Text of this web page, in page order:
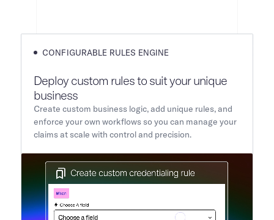
CONFIGURABLE RULES ENGINE​​​​‌ ‍ ​‍​‍‌‍ ‌ ​‍‌‍‍‌‌‍‌ ‌‍‍‌‌‍ ‍​‍​‍​ ‍‍​‍​‍‌ ​ ‌‍​‌‌‍ ‍‌‍‍‌‌ ‌​‌ ‍‌​‍ ‍‌‍‍‌‌‍ ​‍​‍​‍ ​​‍​‍‌‍‍​‌ ​‍‌‍‌‌‌‍‌‍​‍​‍​ ‍‍​‍​‍‌‍‍​‌ ‌​‌ ‌​‌ ​​​ ‍‍​‍ ​‍ ‌‍ ​‌‍ ‌‍​ ‌‍​‌‌‍ ​‌‍‍​‌‍ ‌ ​ ‌ ‌​​ ‍‍​ ​ ​ ​ ​ ​ ​ ​ ​‍ ‌‍‍‌‌‍ ‍‌ ‌​‌‍‌‌‌‍ ‍‌ ‌​​‍ ‌‍‌‌‌‍‌​‌‍‍‌‌ ‌​​‍ ‌‍ ‌‌‍ ‌‍‌​‌‍‌‌​ ‌‌ ​​‌ ​‍‌‍‌‌‌ ​ ‌‍‌‌‌‍ ‍‌ ‌​‌‍​‌‌ ‌​‌‍‍‌‌‍ ‌‍ ‍​ ‍ ‌‍‍‌‌‍‌​​ ‌​ ​‌​ ‌ ​ ​ ‌‍‌​‌‍‌​​ ​​​ ‌‍​ ‌​​‍ ‌​ ​​​ ​ ​ ​​‌‍​‌​‍ ‌​ ‌​‌‍​‍​ ‌​‌‍​‍​‍ ‌​ ‍‌​ ​‍​ ‍‌​ ‍‌​‍ ‌​ ​​​ ‍​‌‍​ ​ ​​‌‍‌‌​ ‌‍​ ‍‌‌‍‌‍‌‍‌‍​ ‌‌‌‍‌​​ ‌ ​ ‍ ‌ ‌​‌ ‍‌‌ ​​‌‍‌‌​ ‌‌ ​​‌‍​‌‌‍‌ ‌‍‌‌​ ‍ ‌ ​​‌‍​‌‌ ‌​‌‍‍​​ ‌‌‍ ‌‌‍ ‌‍‌​‌ ‌‌‌‍ ​‌‍‌‌‌ ​ ​‍‌‌​ ‌‌‌​​‍‌‌ ‌‍‍ ‌‍‌‌‌ ‍‌​‍‌‌​ ​ ‌​‌​​‍‌‌​ ​ ‌​‌​​‍‌‌​ ​‍​ ​‍​ ​‌​ ‌ ‌‍‌‍​ ​‌‌‍​‍‌‍‌‌​ ‌‍​ ‍​‌‍​ ‌‍‌‌‌‍‌​‌‍‌‌​ ‌​‌‍​‍​ ​‍​ ​‌‌‍​ ​ ​‌‌‍​‍‌‍​ ​ ​ ​ ‍​​ ​‍​ ​​​ ​ ​ ‌‍​ ‍‌​ ​‍‌‍​‍‌‍​ ​ ​‌​ ‌​​‍‌‌​ ​‍​ ​‍​‍‌‌​ ‌‌‌​‌​​‍ ‍‌‍‌‍‌‍‌‌‌‍​‌‌ ‌​‌ ‌‌‌ ​‍‌‍‌‌‌ ​ ​‍‌‌​ ‌‌‌​​‍‌‌ ‌‍‍ ‌‍‌‌‌ ‍‌​‍‌‌​ ​ ‌​‌​​‍‌‌​ ​ ‌​‌​​‍‌‌​ ​‍​ ​‍​ ‌‌​ ​ ​ ​‌​ ‍​‌‍‌​​ ​​​ ‌‌​ ​ ‌‍‌​‌‍​‌​ ‌​​ ​‌​‍‌‌​ ​‍​ ​‍​‍‌‌​ ‌‌‌​‌​​‍ ‍‌‍‌‌‌ ‍‌‌‍‌‌‌‍​‍‌ ​‍‌‍ ‌ ‌ ​ ‌‍​‍‌‍​‌‌ ​ ‌‍‌‌‌‌‌‌‌ ​‍‌‍ ​​ ‌‌‍‍​‌ ‌​‌ ‌​‌ ​​​‍‌‌​ ​ ‌​​‌​‍‌‌​ ​‍‌​‌‍​‍‌‌​ ​‍‌​‌‍‌‍ ​‌‍ ‌‍​ ‌‍​‌‌‍ ​‌‍‍​‌‍ ‌ ​ ‌ ‌​​‍‌‌​ ​ ‌​​‌​ ​ ​ ​ ​ ​ ​ ​ ​‍‌‍‌‍‍‌‌‍‌​​ ‌​ ​‌​ ‌ ​ ​ ‌‍‌​‌‍‌​​ ​​​ ‌‍​ ‌​​‍ ‌​ ​​​ ​ ​ ​​‌‍​‌​‍ ‌​ ‌​‌‍​‍​ ‌​‌‍​‍​‍ ‌​ ‍‌​ ​‍​ ‍‌​ ‍‌​‍ ‌​ ​​​ ‍​‌‍​ ​ ​​‌‍‌‌​ ‌‍​ ‍‌‌‍‌‍‌‍‌‍​ ‌‌‌‍‌​​ ‌ ​‍‌‍‌ ‌​‌ ‍‌‌ ​​‌‍‌‌​ ‌‌ ​​‌‍​‌‌‍‌ ‌‍‌‌​‍‌‍‌ ​​‌‍​‌‌ ‌​‌‍‍​​ ‌‌‍ ‌‌‍ ‌‍‌​‌ ‌‌‌‍ ​‌‍‌‌‌ ​ ​‍‌‌​ ‌‌‌​​‍‌‌ ‌‍‍ ‌‍‌‌‌ ‍‌​‍‌‌​ ​ ‌​‌​​‍‌‌​ ​ ‌​‌​​‍‌‌​ ​‍​ ​‍​ ​‌​ ‌ ‌‍‌‍​ ​‌‌‍​‍‌‍‌‌​ ‌‍​ ‍​‌‍​ ‌‍‌‌‌‍‌​‌‍‌‌​ ‌​‌‍​‍​ ​‍​ ​‌‌‍​ ​ ​‌‌‍​‍‌‍​ ​ ​ ​ ‍​​ ​‍​ ​​​ ​ ​ ‌‍​ ‍‌​ ​‍‌‍​‍‌‍​ ​ ​‌​ ‌​​‍‌‌​ ​‍​ ​‍​‍‌‌​ ‌‌‌​‌​​‍ ‍‌‍‌‍‌‍‌‌‌‍​‌‌ ‌​‌ ‌‌‌ ​‍‌‍‌‌‌ ​ ​‍‌‌​ ‌‌‌​​‍‌‌ ‌‍‍ ‌‍‌‌‌ ‍‌​‍‌‌​ ​ ‌​‌​​‍‌‌​ ​ ‌​‌​​‍‌‌​ ​‍​ ​‍​ ‌‌​ ​ ​ ​‌​ ‍​‌‍‌​​ ​​​ ‌‌​ ​ ‌‍‌​‌‍​‌​ ‌​​ ​‌​‍‌‌​ ​‍​ ​‍​‍‌‌​ ‌‌‌​‌​​‍ ‍‌‍‌‌‌ ‍‌‌‍‌‌‌‍​‍‌ ​‍‌‍ ‌ ‌ ​‍‌‍‌ ​​‌‍‌‌‌ ​‍‌ ​ ‌ ​​‌‍‌‌‌‍​ ‌ ‌​‌‍‍‌‌ ‌‍‌‍‌‌​ ‌‌ ​​‌ ‌‌‌‍​‍‌‍ ​‌‍‍‌‌ ​ ‌‍‍​‌‍‌‌‌‍‌​​‍​‍‌ ‌
Deploy custom rules to suit your unique
business​​​​‌ ‍ ​‍​‍‌‍ ‌ ​‍‌‍‍‌‌‍‌ ‌‍‍‌‌‍ ‍​‍​‍​ ‍‍​‍​‍‌ ​ ‌‍​‌‌‍ ‍‌‍‍‌‌ ‌​‌ ‍‌​‍ ‍‌‍‍‌‌‍ ​‍​‍​‍ ​​‍​‍‌‍‍​‌ ​‍‌‍‌‌‌‍‌‍​‍​‍​ ‍‍​‍​‍‌‍‍​‌ ‌​‌ ‌​‌ ​​​ ‍‍​‍ ​‍ ‌‍ ​‌‍ ‌‍​ ‌‍​‌‌‍ ​‌‍‍​‌‍ ‌ ​ ‌ ‌​​ ‍‍​ ​ ​ ​ ​ ​ ​ ​ ​‍ ‌‍‍‌‌‍ ‍‌ ‌​‌‍‌‌‌‍ ‍‌ ‌​​‍ ‌‍‌‌‌‍‌​‌‍‍‌‌ ‌​​‍ ‌‍ ‌‌‍ ‌‍‌​‌‍‌‌​ ‌‌ ​​‌ ​‍‌‍‌‌‌ ​ ‌‍‌‌‌‍ ‍‌ ‌​‌‍​‌‌ ‌​‌‍‍‌‌‍ ‌‍ ‍​ ‍ ‌‍‍‌‌‍‌​​ ‌​ ​‌​ ‌ ​ ​ ‌‍‌​‌‍‌​​ ​​​ ‌‍​ ‌​​‍ ‌​ ​​​ ​ ​ ​​‌‍​‌​‍ ‌​ ‌​‌‍​‍​ ‌​‌‍​‍​‍ ‌​ ‍‌​ ​‍​ ‍‌​ ‍‌​‍ ‌​ ​​​ ‍​‌‍​ ​ ​​‌‍‌‌​ ‌‍​ ‍‌‌‍‌‍‌‍‌‍​ ‌‌‌‍‌​​ ‌ ​ ‍ ‌ ‌​‌ ‍‌‌ ​​‌‍‌‌​ ‌‌ ​​‌‍​‌‌‍‌ ‌‍‌‌​ ‍ ‌ ​​‌‍​‌‌ ‌​‌‍‍​​ ‌‌‍ ‌‌‍ ‌‍‌​‌ ‌‌‌‍ ​‌‍‌‌‌ ​ ​‍‌‌​ ‌‌‌​​‍‌‌ ‌‍‍ ‌‍‌‌‌ ‍‌​‍‌‌​ ​ ‌​‌​​‍‌‌​ ​ ‌​‌​​‍‌‌​ ​‍​ ​‍​ ​‌​ ‌ ‌‍‌‍​ ​‌‌‍​‍‌‍‌‌​ ‌‍​ ‍​‌‍​ ‌‍‌‌‌‍‌​‌‍‌‌​ ‌​‌‍​‍​ ​‍​ ​‌‌‍​ ​ ​‌‌‍​‍‌‍​ ​ ​ ​ ‍​​ ​‍​ ​​​ ​ ​ ‌‍​ ‍‌​ ​‍‌‍​‍‌‍​ ​ ​‌​ ‌​​‍‌‌​ ​‍​ ​‍​‍‌‌​ ‌‌‌​‌​​‍ ‍‌‍‌‍‌‍‌‌‌‍​‌‌ ‌​‌ ‌‌‌ ​‍‌‍‌‌‌ ​ ​‍‌‌​ ‌‌‌​​‍‌‌ ‌‍‍ ‌‍‌‌‌ ‍‌​‍‌‌​ ​ ‌​‌​​‍‌‌​ ​ ‌​‌​​‍‌‌​ ​‍​ ​‍​ ‌‌​ ​ ​ ​‌​ ‍​‌‍‌​​ ​​​ ‌‌​ ​ ‌‍‌​‌‍​‌​ ‌​​ ​‌​‍‌‌​ ​‍​ ​‍​‍‌‌​ ‌‌‌​‌​​‍ ‍‌ ‌​‌‍‍‌‌ ‌​‌‍ ​‌‍‌‌​ ‌‍​‍‌‍​‌‌ ​ ‌‍‌‌‌‌‌‌‌ ​‍‌‍ ​​ ‌‌‍‍​‌ ‌​‌ ‌​‌ ​​​‍‌‌​ ​ ‌​​‌​‍‌‌​ ​‍‌​‌‍​‍‌‌​ ​‍‌​‌‍‌‍ ​‌‍ ‌‍​ ‌‍​‌‌‍ ​‌‍‍​‌‍ ‌ ​ ‌ ‌​​‍‌‌​ ​ ‌​​‌​ ​ ​ ​ ​ ​ ​ ​ ​‍‌‍‌‍‍‌‌‍‌​​ ‌​ ​‌​ ‌ ​ ​ ‌‍‌​‌‍‌​​ ​​​ ‌‍​ ‌​​‍ ‌​ ​​​ ​ ​ ​​‌‍​‌​‍ ‌​ ‌​‌‍​‍​ ‌​‌‍​‍​‍ ‌​ ‍‌​ ​‍​ ‍‌​ ‍‌​‍ ‌​ ​​​ ‍​‌‍​ ​ ​​‌‍‌‌​ ‌‍​ ‍‌‌‍‌‍‌‍‌‍​ ‌‌‌‍‌​​ ‌ ​‍‌‍‌ ‌​‌ ‍‌‌ ​​‌‍‌‌​ ‌‌ ​​‌‍​‌‌‍‌ ‌‍‌‌​‍‌‍‌ ​​‌‍​‌‌ ‌​‌‍‍​​ ‌‌‍ ‌‌‍ ‌‍‌​‌ ‌‌‌‍ ​‌‍‌‌‌ ​ ​‍‌‌​ ‌‌‌​​‍‌‌ ‌‍‍ ‌‍‌‌‌ ‍‌​‍‌‌​ ​ ‌​‌​​‍‌‌​ ​ ‌​‌​​‍‌‌​ ​‍​ ​‍​ ​‌​ ‌ ‌‍‌‍​ ​‌‌‍​‍‌‍‌‌​ ‌‍​ ‍​‌‍​ ‌‍‌‌‌‍‌​‌‍‌‌​ ‌​‌‍​‍​ ​‍​ ​‌‌‍​ ​ ​‌‌‍​‍‌‍​ ​ ​ ​ ‍​​ ​‍​ ​​​ ​ ​ ‌‍​ ‍‌​ ​‍‌‍​‍‌‍​ ​ ​‌​ ‌​​‍‌‌​ ​‍​ ​‍​‍‌‌​ ‌‌‌​‌​​‍ ‍‌‍‌‍‌‍‌‌‌‍​‌‌ ‌​‌ ‌‌‌ ​‍‌‍‌‌‌ ​ ​‍‌‌​ ‌‌‌​​‍‌‌ ‌‍‍ ‌‍‌‌‌ ‍‌​‍‌‌​ ​ ‌​‌​​‍‌‌​ ​ ‌​‌​​‍‌‌​ ​‍​ ​‍​ ‌‌​ ​ ​ ​‌​ ‍​‌‍‌​​ ​​​ ‌‌​ ​ ‌‍‌​‌‍​‌​ ‌​​ ​‌​‍‌‌​ ​‍​ ​‍​‍‌‌​ ‌‌‌​‌​​‍ ‍‌ ‌​‌‍‍‌‌ ‌​‌‍ ​‌‍‌‌​‍‌‍‌ ​​‌‍‌‌‌ ​‍‌ ​ ‌ ​​‌‍‌‌‌‍​ ‌ ‌​‌‍‍‌‌ ‌‍‌‍‌‌​ ‌‌ ​​‌ ‌‌‌‍​‍‌‍ ​‌‍‍‌‌ ​ ‌‍‍​‌‍‌‌‌‍‌​​‍​‍‌ ‌
Create custom business logic, add unique rules, and
enforce your own workflows so you can manage your
claims at scale with control and precision.​​​​‌ ‍ ​‍​‍‌‍ ‌ ​‍‌‍‍‌‌‍‌ ‌‍‍‌‌‍ ‍​‍​‍​ ‍‍​‍​‍‌ ​ ‌‍​‌‌‍ ‍‌‍‍‌‌ ‌​‌ ‍‌​‍ ‍‌‍‍‌‌‍ ​‍​‍​‍ ​​‍​‍‌‍‍​‌ ​‍‌‍‌‌‌‍‌‍​‍​‍​ ‍‍​‍​‍‌‍‍​‌ ‌​‌ ‌​‌ ​​​ ‍‍​‍ ​‍ ‌‍ ​‌‍ ‌‍​ ‌‍​‌‌‍ ​‌‍‍​‌‍ ‌ ​ ‌ ‌​​ ‍‍​ ​ ​ ​ ​ ​ ​ ​ ​‍ ‌‍‍‌‌‍ ‍‌ ‌​‌‍‌‌‌‍ ‍‌ ‌​​‍ ‌‍‌‌‌‍‌​‌‍‍‌‌ ‌​​‍ ‌‍ ‌‌‍ ‌‍‌​‌‍‌‌​ ‌‌ ​​‌ ​‍‌‍‌‌‌ ​ ‌‍‌‌‌‍ ‍‌ ‌​‌‍​‌‌ ‌​‌‍‍‌‌‍ ‌‍ ‍​ ‍ ‌‍‍‌‌‍‌​​ ‌​ ​‌​ ‌ ​ ​ ‌‍‌​‌‍‌​​ ​​​ ‌‍​ ‌​​‍ ‌​ ​​​ ​ ​ ​​‌‍​‌​‍ ‌​ ‌​‌‍​‍​ ‌​‌‍​‍​‍ ‌​ ‍‌​ ​‍​ ‍‌​ ‍‌​‍ ‌​ ​​​ ‍​‌‍​ ​ ​​‌‍‌‌​ ‌‍​ ‍‌‌‍‌‍‌‍‌‍​ ‌‌‌‍‌​​ ‌ ​ ‍ ‌ ‌​‌ ‍‌‌ ​​‌‍‌‌​ ‌‌ ​​‌‍​‌‌‍‌ ‌‍‌‌​ ‍ ‌ ​​‌‍​‌‌ ‌​‌‍‍​​ ‌‌‍ ‌‌‍ ‌‍‌​‌ ‌‌‌‍ ​‌‍‌‌‌ ​ ​‍‌‌​ ‌‌‌​​‍‌‌ ‌‍‍ ‌‍‌‌‌ ‍‌​‍‌‌​ ​ ‌​‌​​‍‌‌​ ​ ‌​‌​​‍‌‌​ ​‍​ ​‍​ ​‌​ ‌ ‌‍‌‍​ ​‌‌‍​‍‌‍‌‌​ ‌‍​ ‍​‌‍​ ‌‍‌‌‌‍‌​‌‍‌‌​ ‌​‌‍​‍​ ​‍​ ​‌‌‍​ ​ ​‌‌‍​‍‌‍​ ​ ​ ​ ‍​​ ​‍​ ​​​ ​ ​ ‌‍​ ‍‌​ ​‍‌‍​‍‌‍​ ​ ​‌​ ‌​​‍‌‌​ ​‍​ ​‍​‍‌‌​ ‌‌‌​‌​​‍ ‍‌‍‌‍‌‍‌‌‌‍​‌‌ ‌​‌ ‌‌‌ ​‍‌‍‌‌‌ ​ ​‍‌‌​ ‌‌‌​​‍‌‌ ‌‍‍ ‌‍‌‌‌ ‍‌​‍‌‌​ ​ ‌​‌​​‍‌‌​ ​ ‌​‌​​‍‌‌​ ​‍​ ​‍​ ‌‌​ ​ ​ ​‌​ ‍​‌‍‌​​ ​​​ ‌‌​ ​ ‌‍‌​‌‍​‌​ ‌​​ ​‌​‍‌‌​ ​‍​ ​‍​‍‌‌​ ‌‌‌​‌​​‍ ‍‌‍‌​‌‍‌‌‌ ​ ‌‍​ ‌ ​‍‌‍‍‌‌ ​​‌ ‌​‌‍‍‌‌‍ ‌‍ ‍​ ‌‍​‍‌‍​‌‌ ​ ‌‍‌‌‌‌‌‌‌ ​‍‌‍ ​​ ‌‌‍‍​‌ ‌​‌ ‌​‌ ​​​‍‌‌​ ​ ‌​​‌​‍‌‌​ ​‍‌​‌‍​‍‌‌​ ​‍‌​‌‍‌‍ ​‌‍ ‌‍​ ‌‍​‌‌‍ ​‌‍‍​‌‍ ‌ ​ ‌ ‌​​‍‌‌​ ​ ‌​​‌​ ​ ​ ​ ​ ​ ​ ​ ​‍‌‍‌‍‍‌‌‍‌​​ ‌​ ​‌​ ‌ ​ ​ ‌‍‌​‌‍‌​​ ​​​ ‌‍​ ‌​​‍ ‌​ ​​​ ​ ​ ​​‌‍​‌​‍ ‌​ ‌​‌‍​‍​ ‌​‌‍​‍​‍ ‌​ ‍‌​ ​‍​ ‍‌​ ‍‌​‍ ‌​ ​​​ ‍​‌‍​ ​ ​​‌‍‌‌​ ‌‍​ ‍‌‌‍‌‍‌‍‌‍​ ‌‌‌‍‌​​ ‌ ​‍‌‍‌ ‌​‌ ‍‌‌ ​​‌‍‌‌​ ‌‌ ​​‌‍​‌‌‍‌ ‌‍‌‌​‍‌‍‌ ​​‌‍​‌‌ ‌​‌‍‍​​ ‌‌‍ ‌‌‍ ‌‍‌​‌ ‌‌‌‍ ​‌‍‌‌‌ ​ ​‍‌‌​ ‌‌‌​​‍‌‌ ‌‍‍ ‌‍‌‌‌ ‍‌​‍‌‌​ ​ ‌​‌​​‍‌‌​ ​ ‌​‌​​‍‌‌​ ​‍​ ​‍​ ​‌​ ‌ ‌‍‌‍​ ​‌‌‍​‍‌‍‌‌​ ‌‍​ ‍​‌‍​ ‌‍‌‌‌‍‌​‌‍‌‌​ ‌​‌‍​‍​ ​‍​ ​‌‌‍​ ​ ​‌‌‍​‍‌‍​ ​ ​ ​ ‍​​ ​‍​ ​​​ ​ ​ ‌‍​ ‍‌​ ​‍‌‍​‍‌‍​ ​ ​‌​ ‌​​‍‌‌​ ​‍​ ​‍​‍‌‌​ ‌‌‌​‌​​‍ ‍‌‍‌‍‌‍‌‌‌‍​‌‌ ‌​‌ ‌‌‌ ​‍‌‍‌‌‌ ​ ​‍‌‌​ ‌‌‌​​‍‌‌ ‌‍‍ ‌‍‌‌‌ ‍‌​‍‌‌​ ​ ‌​‌​​‍‌‌​ ​ ‌​‌​​‍‌‌​ ​‍​ ​‍​ ‌‌​ ​ ​ ​‌​ ‍​‌‍‌​​ ​​​ ‌‌​ ​ ‌‍‌​‌‍​‌​ ‌​​ ​‌​‍‌‌​ ​‍​ ​‍​‍‌‌​ ‌‌‌​‌​​‍ ‍‌‍‌​‌‍‌‌‌ ​ ‌‍​ ‌ ​‍‌‍‍‌‌ ​​‌ ‌​‌‍‍‌‌‍ ‌‍ ‍​‍‌‍‌ ​​‌‍‌‌‌ ​‍‌ ​ ‌ ​​‌‍‌‌‌‍​ ‌ ‌​‌‍‍‌‌ ‌‍‌‍‌‌​ ‌‌ ​​‌ ‌‌‌‍​‍‌‍ ​‌‍‍‌‌ ​ ‌‍‍​‌‍‌‌‌‍‌​​‍​‍‌ ‌